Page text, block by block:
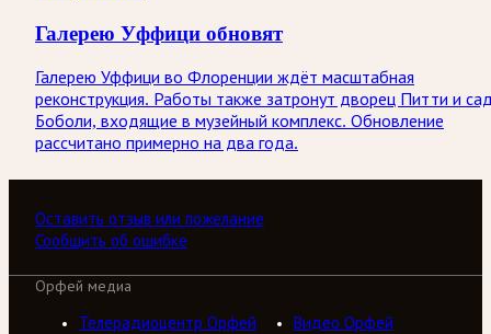
Галерею Уффици обновят
Галерею Уффици во Флоренции ждёт масштабная
реконструкция. Работы также затронут дворец Питти и
Боболи, входящие в музейный комплекс. Обновление
рассчитано примерно на два года.
Оставить отзыв или пожелание
Сообщить об ошибке
Орфей медиа
Телерадиоцентр Орфей
Видео Орфей